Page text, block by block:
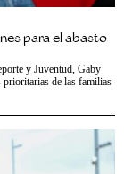
para el abasto
y Juventud, Gaby
prioritarias de las familias